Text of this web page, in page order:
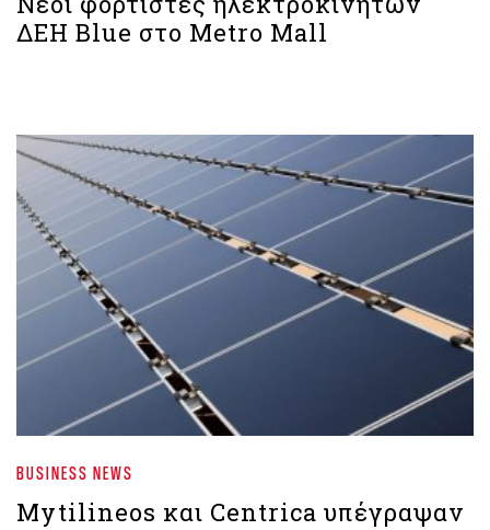
ΔΕΗ Βlue στο Metro Mall
BUSINESS NEWS
Mytilineos και Centrica υπέγραψαν